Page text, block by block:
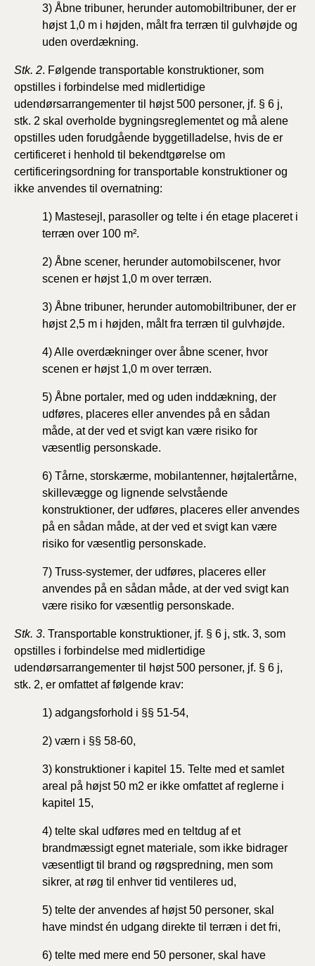
3) Åbne tribuner, herunder automobiltribuner, der er
højst 1,0 m i højden, målt fra terræn til gulvhøjde og
uden overdækning.
Stk. 2. Følgende transportable konstruktioner, som
opstilles i forbindelse med midlertidige
udendørsarrangementer til højst 500 personer, jf. § 6 j,
stk. 2 skal overholde bygningsreglementet og må alene
opstilles uden forudgående byggetilladelse, hvis de er
certificeret i henhold til bekendtgørelse om
certificeringsordning for transportable konstruktioner og
ikke anvendes til overnatning:
1) Mastesejl, parasoller og telte i én etage placeret i
terræn over 100 m².
2) Åbne scener, herunder automobilscener, hvor
scenen er højst 1,0 m over terræn.
3) Åbne tribuner, herunder automobiltribuner, der er
højst 2,5 m i højden, målt fra terræn til gulvhøjde.
4) Alle overdækninger over åbne scener, hvor
scenen er højst 1,0 m over terræn.
5) Åbne portaler, med og uden inddækning, der
udføres, placeres eller anvendes på en sådan
måde, at der ved et svigt kan være risiko for
væsentlig personskade.
6) Tårne, storskærme, mobilantenner, højtalertårne,
skillevægge og lignende selvstående
konstruktioner, der udføres, placeres eller anvendes
på en sådan måde, at der ved et svigt kan være
risiko for væsentlig personskade.
7) Truss-systemer, der udføres, placeres eller
anvendes på en sådan måde, at der ved svigt kan
være risiko for væsentlig personskade.
Stk. 3. Transportable konstruktioner, jf. § 6 j, stk. 3, som
opstilles i forbindelse med midlertidige
udendørsarrangementer til højst 500 personer, jf. § 6 j,
stk. 2, er omfattet af følgende krav:
1) adgangsforhold i §§ 51-54,
2) værn i §§ 58-60,
3) konstruktioner i kapitel 15. Telte med et samlet
areal på højst 50 m2 er ikke omfattet af reglerne i
kapitel 15,
4) telte skal udføres med en teltdug af et
brandmæssigt egnet materiale, som ikke bidrager
væsentligt til brand og røgspredning, men som
sikrer, at røg til enhver tid ventileres ud,
5) telte der anvendes af højst 50 personer, skal
have mindst én udgang direkte til terræn i det fri,
6) telte med mere end 50 personer, skal have